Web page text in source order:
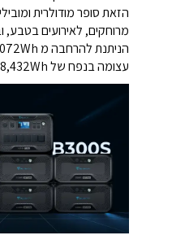
הזאת סופר מודולרית
מרוחקים, לאירועים בטבע,
עצומה בנפח של 18.432kWh – 18,432Wh.